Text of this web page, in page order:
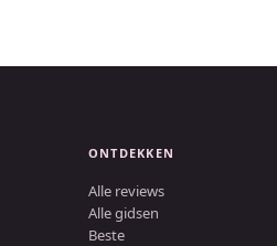
ONTDEKKEN
Alle reviews
Alle gidsen
Beste